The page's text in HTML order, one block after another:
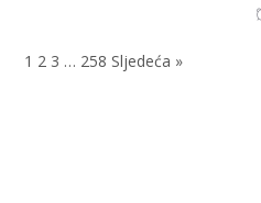
1 2 3 … 258 Sljedeća »